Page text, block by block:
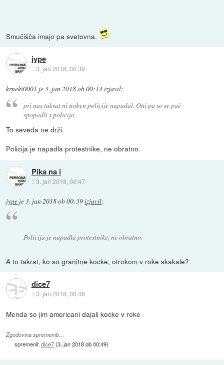
Smučišča imajo pa svetovna.
jype
::3. jan 2018, 00:39
krneki0001 je3. jan 2018 ob 00:14izjavil:
pri nas takrat ni noben policije napadal. Oni pa so se pač
spopadli s policijo.
To seveda ne drži.
Policija je napadla protestnike, ne obratno.
Pika na i
::3. jan 2018, 00:47
jype je3. jan 2018 ob 00:39izjavil:
Policija je napadla protestnike, ne obratno.
A to takrat, ko so granitne kocke, otrokom v roke skakale?
dice7
::3. jan 2018, 00:48
Menda so jim americani dajali kocke v roke
Zgodovina sprememb…
spremenil:dice7(3. jan 2018 ob 00:49)